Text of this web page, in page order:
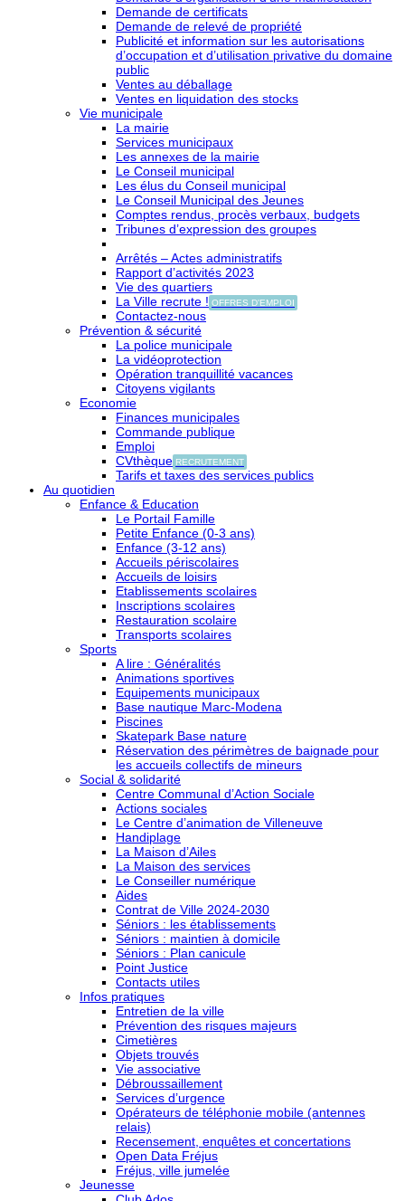
Demande de certificats
Demande de relevé de propriété
Publicité et information sur les autorisations
d’occupation et d’utilisation privative du domaine
public
Ventes au déballage
Ventes en liquidation des stocks
Vie municipale
La mairie
Services municipaux
Les annexes de la mairie
Le Conseil municipal
Les élus du Conseil municipal
Le Conseil Municipal des Jeunes
Comptes rendus, procès verbaux, budgets
Tribunes d’expression des groupes
Arrêtés – Actes administratifs
Rapport d’activités 2023
Vie des quartiers
La Ville recrute ! OFFRES D'EMPLOI
Contactez-nous
Prévention & sécurité
La police municipale
La vidéoprotection
Opération tranquillité vacances
Citoyens vigilants
Economie
Finances municipales
Commande publique
Emploi
CVthèque RECRUTEMENT
Tarifs et taxes des services publics
Au quotidien
Enfance & Education
Le Portail Famille
Petite Enfance (0-3 ans)
Enfance (3-12 ans)
Accueils périscolaires
Accueils de loisirs
Etablissements scolaires
Inscriptions scolaires
Restauration scolaire
Transports scolaires
Sports
A lire : Généralités
Animations sportives
Equipements municipaux
Base nautique Marc-Modena
Piscines
Skatepark Base nature
Réservation des périmètres de baignade pour
les accueils collectifs de mineurs
Social & solidarité
Centre Communal d’Action Sociale
Actions sociales
Le Centre d’animation de Villeneuve
Handiplage
La Maison d’Ailes
La Maison des services
Le Conseiller numérique
Aides
Contrat de Ville 2024-2030
Séniors : les établissements
Séniors : maintien à domicile
Séniors : Plan canicule
Point Justice
Contacts utiles
Infos pratiques
Entretien de la ville
Prévention des risques majeurs
Cimetières
Objets trouvés
Vie associative
Débroussaillement
Services d’urgence
Opérateurs de téléphonie mobile (antennes
relais)
Recensement, enquêtes et concertations
Open Data Fréjus
Fréjus, ville jumelée
Jeunesse